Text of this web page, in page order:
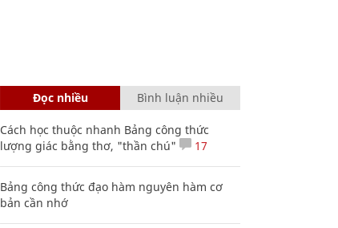
Đọc nhiều Bình luận nhiều
Cách học thuộc nhanh Bảng công thức
lượng giác bằng thơ, "thần chú"
17
Bảng công thức đạo hàm nguyên hàm cơ
bản cần nhớ